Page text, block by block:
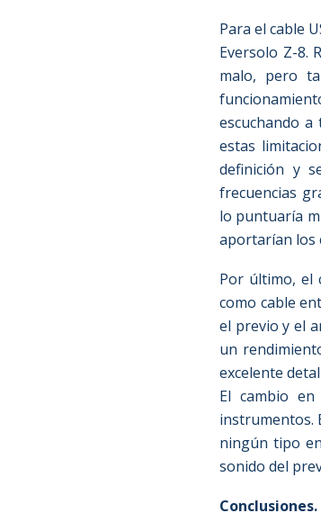
Para el cable
Eversolo Z-8.
malo, pero
escuchando
estas
definición y
frecuencias
lo puntuaría
aportarían los
Por último, el
como cable
el previo y el
un
excelente
El cambio
instrumentos.
ningún tipo
sonido del
Conclusiones.